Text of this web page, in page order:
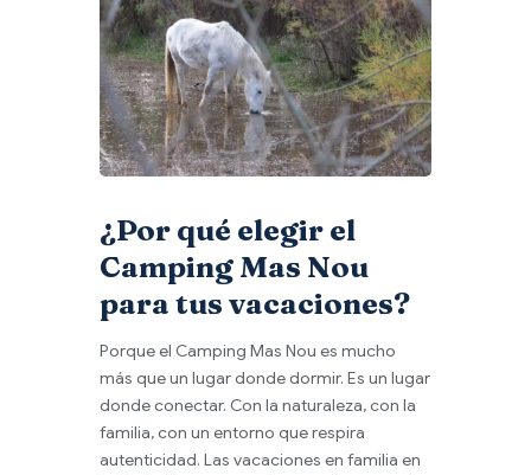
¿Por qué elegir el
Camping Mas Nou
para tus vacaciones?
Porque el Camping Mas Nou es mucho
más que un lugar donde dormir. Es un lugar
donde conectar. Con la naturaleza, con la
familia, con un entorno que respira
autenticidad. Las vacaciones en familia en